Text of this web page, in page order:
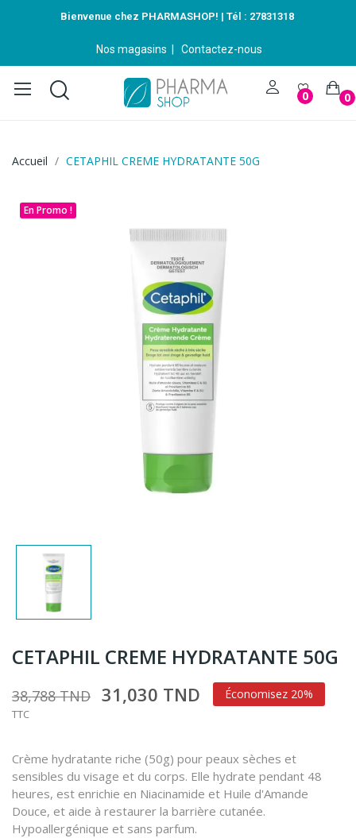
Bienvenue chez PHARMASHOP! | Tél : 27831318
Nos magasins Contactez-nous
0 0
Accueil CETAPHIL CREME HYDRATANTE 50G
En Promo !
CETAPHIL CREME HYDRATANTE 50G
38,788 TND 31,030 TND Économisez 20%
TTC
Crème hydratante riche (50g) pour peaux sèches et
sensibles du visage et du corps. Elle hydrate pendant 48
heures, est enrichie en Niacinamide et Huile d'Amande
Douce, et aide à restaurer la barrière cutanée.
Hypoallergénique et sans parfum.